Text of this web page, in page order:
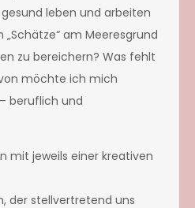
leben und arbeiten
am Meeresgrund
zu bereichern? Was fehlt
möchte ich mich
beruflich und
mit jeweils einer kreativen
der stellvertretend uns